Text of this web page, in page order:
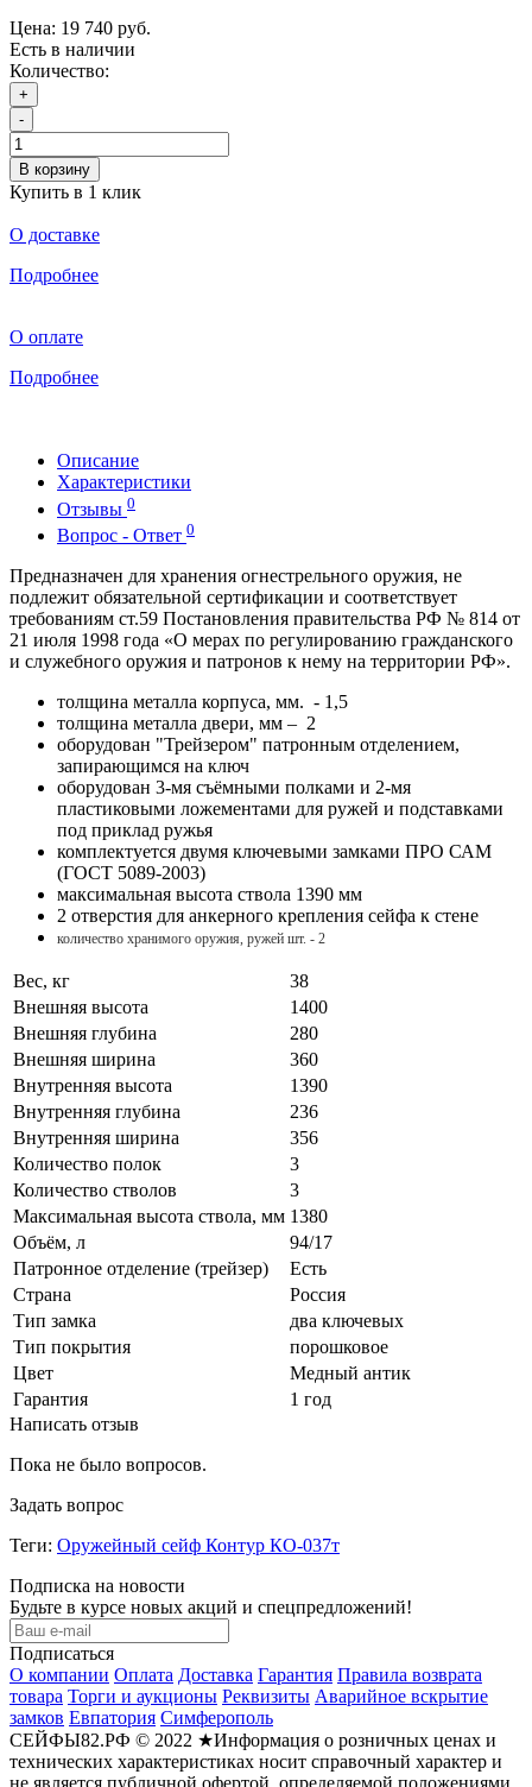
Цена: 19 740 руб.
Есть в наличии
Количество:
+
-
В корзину
Купить в 1 клик
О доставке
Подробнее
О оплате
Подробнее
Описание
Характеристики
Отзывы 0
Вопрос - Ответ 0
Предназначен для хранения огнестрельного оружия, не
подлежит обязательной сертификации и соответствует
требованиям ст.59 Постановления правительства РФ № 814 от
21 июля 1998 года «О мерах по регулированию гражданского
и служебного оружия и патронов к нему на территории РФ».
толщина металла корпуса, мм. - 1,5
толщина металла двери, мм – 2
оборудован "Трейзером" патронным отделением,
запирающимся на ключ
оборудован 3-мя съёмными полками и 2-мя
пластиковыми ложементами для ружей и подставками
под приклад ружья
комплектуется двумя ключевыми замками ПРО САМ
(ГОСТ 5089-2003)
максимальная высота ствола 1390 мм
2 отверстия для анкерного крепления сейфа к стене
количество хранимого оружия, ружей шт. - 2
Вес, кг
38
Внешняя высота
1400
Внешняя глубина
280
Внешняя ширина
360
Внутренняя высота
1390
Внутренняя глубина
236
Внутренняя ширина
356
Количество полок
3
Количество стволов
3
Максимальная высота ствола, мм 1380
Объём, л
94/17
Патронное отделение (трейзер)
Есть
Страна
Россия
Тип замка
два ключевых
Тип покрытия
порошковое
Цвет
Медный антик
Гарантия
1 год
Написать отзыв
Пока не было вопросов.
Задать вопрос
Теги: Оружейный сейф Контур КО-037т
Подписка на новости
Будьте в курсе новых акций и спецпредложений!
Подписаться
О компании Оплата Доставка Гарантия Правила возврата
товара Торги и аукционы Реквизиты Аварийное вскрытие
замков Евпатория Симферополь
СЕЙФЫ82.РФ © 2022 ★Информация о розничных ценах и
технических характеристиках носит справочный характер и
не является публичной офертой, определяемой положениями